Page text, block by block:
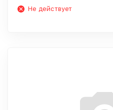
Не действует